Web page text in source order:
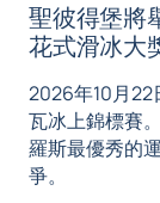
聖彼得堡將
花式滑冰大
2026年10月22
瓦冰上錦標賽
羅斯最優秀的
爭。